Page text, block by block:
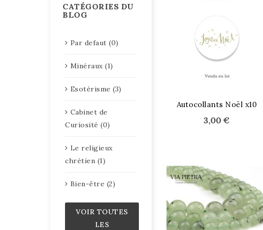
CATÉGORIES DU
BLOG
Par defaut (0)
Minéraux (1)
Esotérisme (3)
Cabinet de
Curiosité (0)
Le religieux
chrétien (1)
Bien-être (2)
VOIR TOUTES
LES
Autocollants Noël x10
3,00 €